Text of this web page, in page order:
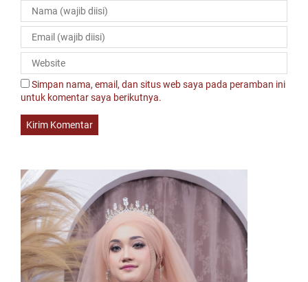
Simpan nama, email, dan situs web saya pada peramban ini
untuk komentar saya berikutnya.